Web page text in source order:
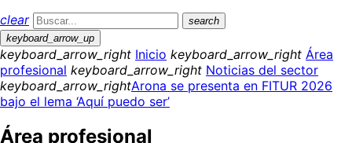
clear
search
keyboard_arrow_up
keyboard_arrow_right Inicio keyboard_arrow_right Área
profesional keyboard_arrow_right Noticias del sector
keyboard_arrow_rightArona se presenta en FITUR 2026
bajo el lema ‘Aquí puedo ser’
Área profesional